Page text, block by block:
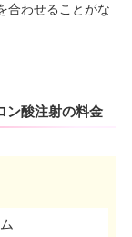
合わせることがな
ン酸注射の料金